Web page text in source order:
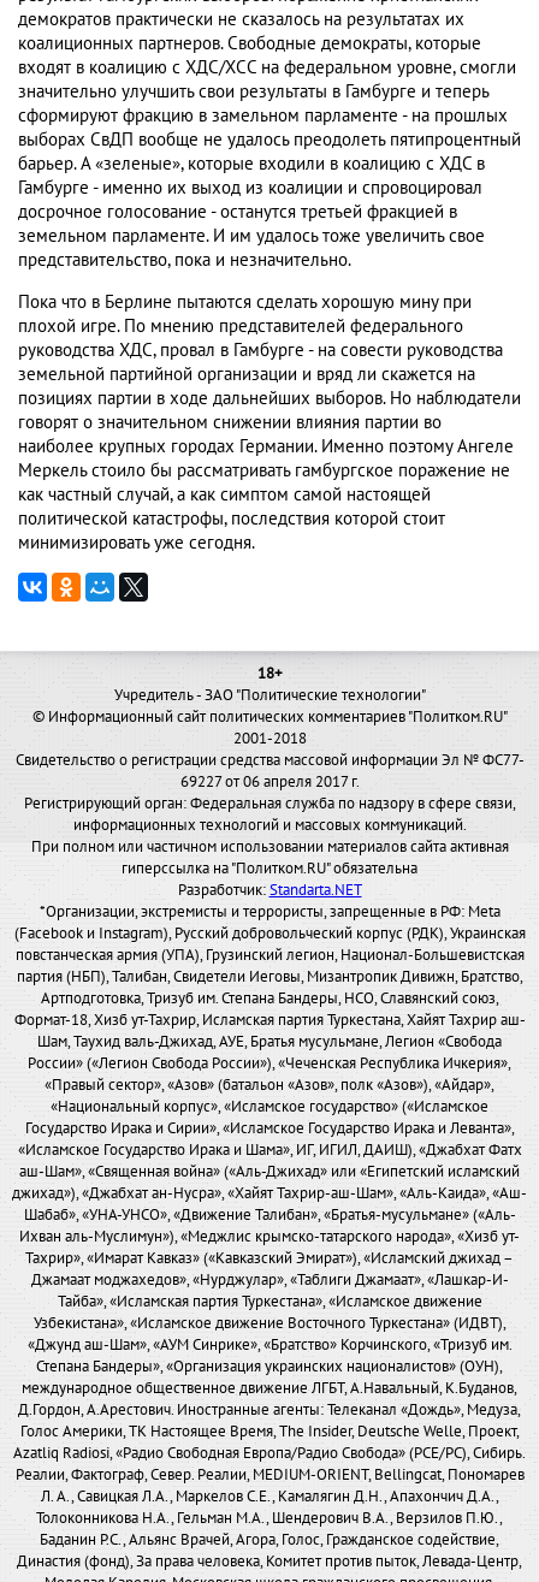
демократов практически не сказалось на результатах их
коалиционных партнеров. Свободные демократы, которые
входят в коалицию с ХДС/ХСС на федеральном уровне, смогли
значительно улучшить свои результаты в Гамбурге и теперь
сформируют фракцию в замельном парламенте - на прошлых
выборах СвДП вообще не удалось преодолеть пятипроцентный
барьер. А «зеленые», которые входили в коалицию с ХДС в
Гамбурге - именно их выход из коалиции и спровоцировал
досрочное голосование - останутся третьей фракцией в
земельном парламенте. И им удалось тоже увеличить свое
представительство, пока и незначительно.
Пока что в Берлине пытаются сделать хорошую мину при
плохой игре. По мнению представителей федерального
руководства ХДС, провал в Гамбурге - на совести руководства
земельной партийной организации и вряд ли скажется на
позициях партии в ходе дальнейших выборов. Но наблюдатели
говорят о значительном снижении влияния партии во
наиболее крупных городах Германии. Именно поэтому Ангеле
Меркель стоило бы рассматривать гамбургское поражение не
как частный случай, а как симптом самой настоящей
политической катастрофы, последствия которой стоит
минимизировать уже сегодня.
18+
Учредитель - ЗАО "Политические технологии"
© Информационный сайт политических комментариев "Политком.RU"
2001-2018
Свидетельство о регистрации средства массовой информации Эл № ФС77-
69227 от 06 апреля 2017 г.
Регистрирующий орган: Федеральная служба по надзору в сфере связи,
информационных технологий и массовых коммуникаций.
При полном или частичном использовании материалов сайта активная
гиперссылка на "Политком.RU" обязательна
Разработчик:Standarta.NET
*Организации, экстремисты и террористы, запрещенные в РФ: Meta
(Facebook и Instagram), Русский добровольческий корпус (РДК), Украинская
повстанческая армия (УПА), Грузинский легион, Национал-Большевистская
партия (НБП), Талибан, Свидетели Иеговы, Мизантропик Дивижн, Братство,
Артподготовка, Тризуб им. Степана Бандеры, НСО, Славянский союз,
Формат-18, Хизб ут-Тахрир, Исламская партия Туркестана, Хайят Тахрир аш-
Шам, Таухид валь-Джихад, АУЕ, Братья мусульмане, Легион «Свобода
России» («Легион Свобода России»), «Чеченская Республика Ичкерия»,
«Правый сектор», «Азов» (батальон «Азов», полк «Азов»), «Айдар»,
«Национальный корпус», «Исламское государство» («Исламское
Государство Ирака и Сирии», «Исламское Государство Ирака и Леванта»,
«Исламское Государство Ирака и Шама», ИГ, ИГИЛ, ДАИШ), «Джабхат Фатх
аш-Шам», «Священная война» («Аль-Джихад» или «Египетский исламский
джихад»), «Джабхат ан-Нусра», «Хайят Тахрир-аш-Шам», «Аль-Каида», «Аш-
Шабаб», «УНА-УНСО», «Движение Талибан», «Братья-мусульмане» («Аль-
Ихван аль-Муслимун»), «Меджлис крымско-татарского народа», «Хизб ут-
Тахрир», «Имарат Кавказ» («Кавказский Эмират»), «Исламский джихад –
Джамаат моджахедов», «Нурджулар», «Таблиги Джамаат», «Лашкар-И-
Тайба», «Исламская партия Туркестана», «Исламское движение
Узбекистана», «Исламское движение Восточного Туркестана» (ИДВТ),
«Джунд аш-Шам», «АУМ Синрике», «Братство» Корчинского, «Тризуб им.
Степана Бандеры», «Организация украинских националистов» (ОУН),
международное общественное движение ЛГБТ, А.Навальный, К.Буданов,
Д.Гордон, А.Арестович. Иностранные агенты: Телеканал «Дождь», Медуза,
Голос Америки, ТК Настоящее Время, The Insider, Deutsche Welle, Проект,
Azatliq Radiosi, «Радио Свободная Европа/Радио Свобода» (PCE/PC), Сибирь.
Реалии, Фактограф, Север. Реалии, MEDIUM-ORIENT, Bellingcat, Пономарев
Л. А., Савицкая Л.А., Маркелов С.Е., Камалягин Д.Н., Апахончич Д.А.,
Толоконникова Н.А., Гельман М.А., Шендерович В.А., Верзилов П.Ю.,
Баданин Р.С., Альянс Врачей, Агора, Голос, Гражданское содействие,
Династия (фонд), За права человека, Комитет против пыток, Левада-Центр,